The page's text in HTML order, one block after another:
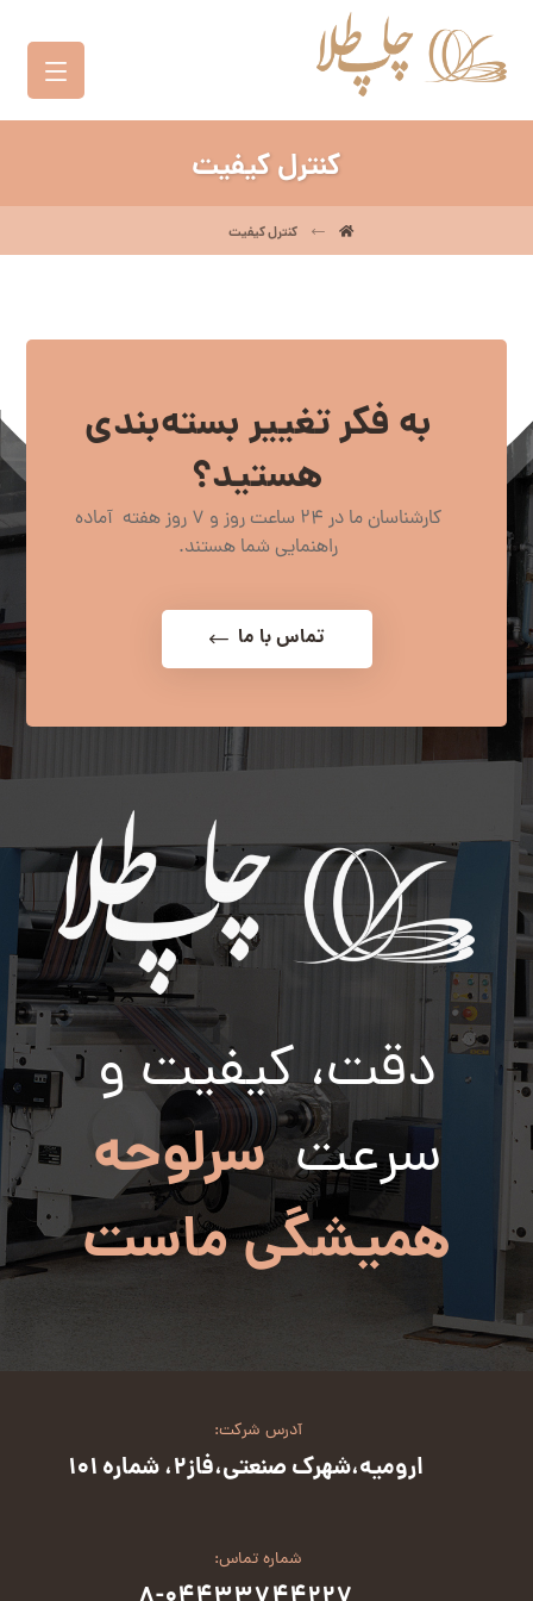
کنترل کیفیت
کنترل کیفیت
به فکر تغییر بسته‌بندی
هستید؟
کارشناسان ما در 24 ساعت روز و 7 روز هفته آماده
راهنمایی شما هستند.
تماس با ما
دقت، کیفیت و
سرعتسرلوحه
همیشگی ماست
آدرس شرکت:
ارومیه،شهرک صنعتی،فاز2، شماره 101
شماره تماس: